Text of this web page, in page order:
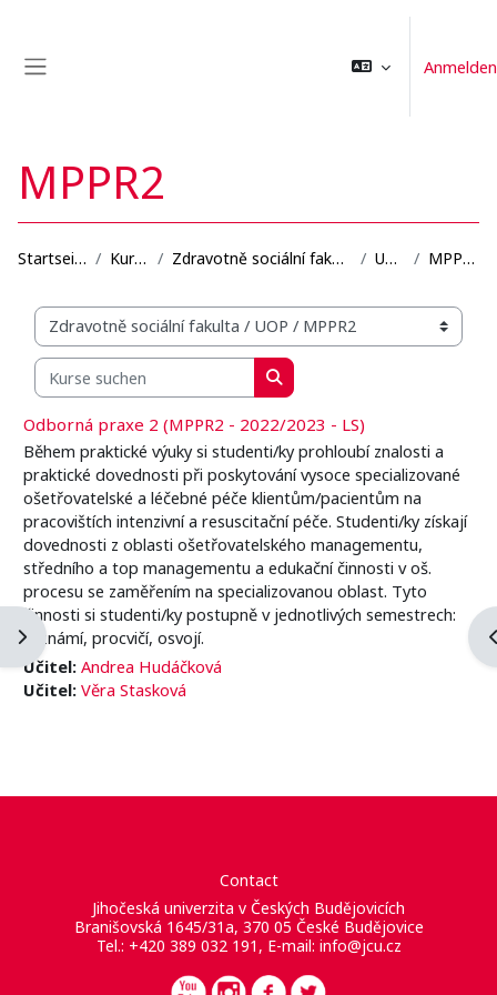
Anmelden
Blockleiste öffnen
MPPR2
Startseite Kurse Zdravotně sociální fakulta UOP MPPR2
Kursbereiche
Kurse suchen
Kurse suchen
Odborná praxe 2 (MPPR2 - 2022/2023 - LS)
Během praktické výuky si studenti/ky prohloubí znalosti a
praktické dovednosti při poskytování vysoce specializované
ošetřovatelské a léčebné péče klientům/pacientům na
pracovištích intenzivní a resuscitační péče. Studenti/ky získají
dovednosti z oblasti ošetřovatelského managementu,
středního a top managementu a edukační činnosti v oš.
procesu se zaměřením na specializovanou oblast. Tyto
činnosti si studenti/ky postupně v jednotlivých semestrech:
seznámí, procvičí, osvojí.
Učitel: Andrea Hudáčková
Učitel: Věra Stasková
Contact
Jihočeská univerzita v Českých Budějovicích
Branišovská 1645/31a, 370 05 České Budějovice
Tel.: +420 389 032 191, E-mail: info@jcu.cz